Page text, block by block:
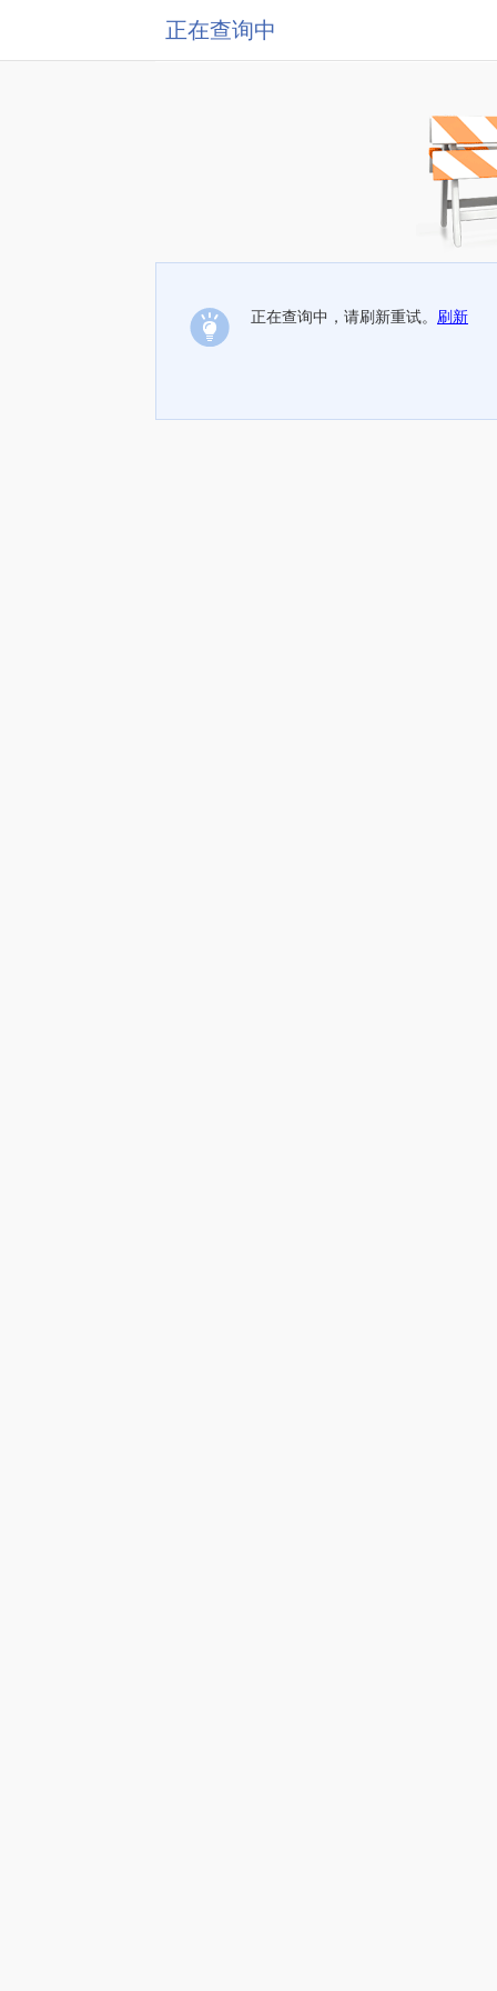
正在查询中
正在查询中，请刷新重试。 刷新